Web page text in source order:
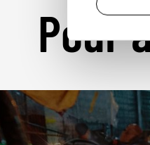
Pour